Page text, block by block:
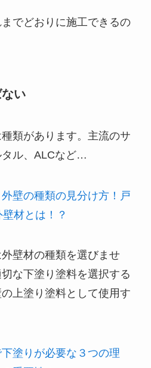
でどおりに施工できるの
い
類があります。主流のサ
タル、ALCなど…
壁の種類の見分け方！戸
材とは！？
壁材の種類を選びませ
な下塗り塗料を選択する
上塗り塗料として使用す
塗りが必要な３つの理